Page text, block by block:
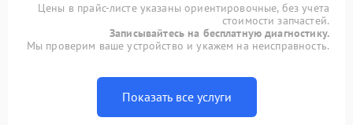
Цены в прайс-листе указаны ориентировочные, без учета
стоимости запчастей.
Записывайтесь на бесплатную диагностику.
Мы проверим ваше устройство и укажем на неисправность.
Показать все услуги